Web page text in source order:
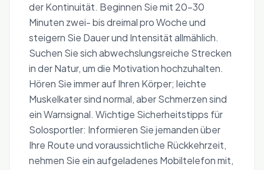
der Kontinuität. Beginnen Sie mit 20-30
Minuten zwei- bis dreimal pro Woche und
steigern Sie Dauer und Intensität allmählich.
Suchen Sie sich abwechslungsreiche Strecken
in der Natur, um die Motivation hochzuhalten.
Hören Sie immer auf Ihren Körper; leichte
Muskelkater sind normal, aber Schmerzen sind
ein Warnsignal. Wichtige Sicherheitstipps für
Solosportler: Informieren Sie jemanden über
Ihre Route und voraussichtliche Rückkehrzeit,
nehmen Sie ein aufgeladenes Mobiltelefon mit,